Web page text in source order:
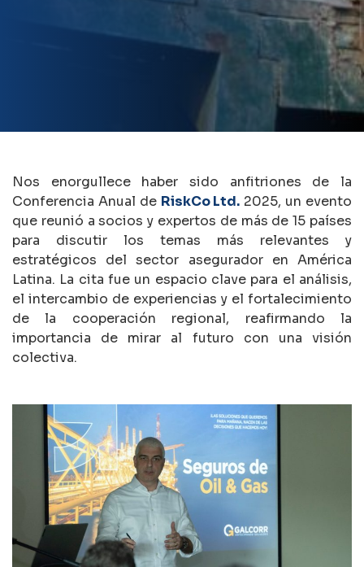
Nos enorgullece haber sido anfitriones de la
Conferencia Anual de RiskCo Ltd. 2025, un evento
que reunió a socios y expertos de más de 15 países
para discutir los temas más relevantes y
estratégicos del sector asegurador en América
Latina. La cita fue un espacio clave para el análisis,
el intercambio de experiencias y el fortalecimiento
de la cooperación regional, reafirmando la
importancia de mirar al futuro con una visión
colectiva.